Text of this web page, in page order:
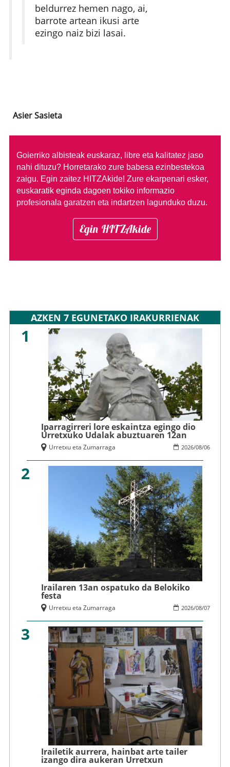
beldurrez hemen nago, ai,
barrote artean ikusi arte
ezingo naiz bizi lasai.
Asier Sasieta
Goierriko albisteak euskaraz, libre eta kalitatez jaso
nahi dituzu? Horretarako zure babesa ezinbestekoa
zaigu. Egin zaitez HITZAkide! Zure ekarpenari esker,
euskaratik eginda dagoen tokiko informazio
profesionala garatzen eta indartzen lagunduko duzu.
Egin HITZAkide
AZKEN 7 EGUNETAKO IRAKURRIENAK
1
Iparragirreri lore eskaintza egingo dio
Urretxuko Udalak abuztuaren 12an
2026/08/06
Urretxu eta Zumarraga
2
Irailaren 13an ospatuko da Belokiko
festa
2026/08/07
Urretxu eta Zumarraga
3
Irailetik aurrera, hainbat arte tailer
izango dira aukeran Urretxun